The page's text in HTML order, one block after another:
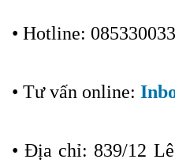
• Hotline:
• Tư vấn online:
• Địa chỉ: 839/12